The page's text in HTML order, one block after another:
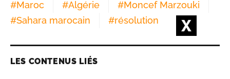
#Maroc #Algérie #Moncef Marzouki
#Sahara marocain #résolution
LES CONTENUS LIÉS